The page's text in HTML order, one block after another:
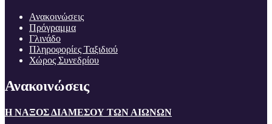
Ανακοινώσεις
Πρόγραμμα
Γλινάδο
Πληροφορίες Ταξιδιού
Χώρος Συνεδρίου
Ανακοινώσεις
Η ΝΑΞΟΣ ΔΙΑΜΕΣΟΥ ΤΩΝ ΑΙΩΝΩΝ